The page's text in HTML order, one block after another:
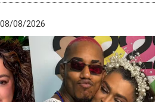
08/2026